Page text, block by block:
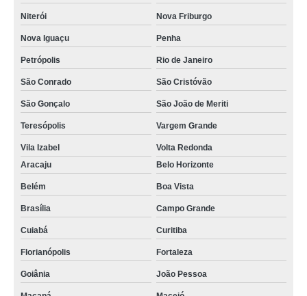
Niterói Nova Friburgo
Nova Iguaçu Penha
Petrópolis Rio de Janeiro
São Conrado São Cristóvão
São Gonçalo São João de Meriti
Teresópolis Vargem Grande
Vila Izabel
Volta Redonda
Aracaju
Belo Horizonte
Belém Boa Vista
Brasília Campo Grande
Cuiabá Curitiba
Florianópolis Fortaleza
Goiânia João Pessoa